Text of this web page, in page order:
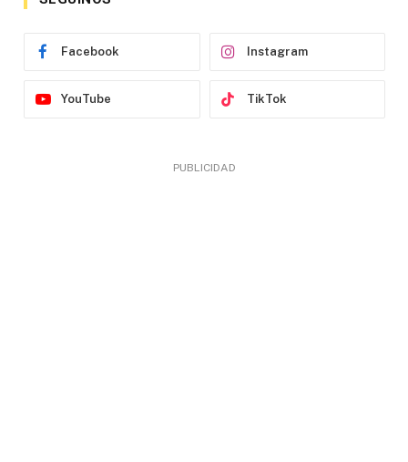
Facebook Instagram
YouTube TikTok
PUBLICIDAD